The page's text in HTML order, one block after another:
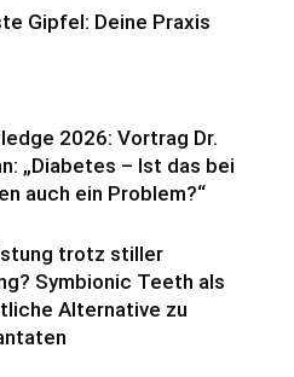
Gipfel: Deine Praxis
2026: Vortrag Dr.
„Diabetes – Ist das bei
auch ein Problem?“
trotz stiller
Symbionic Teeth als
Alternative zu